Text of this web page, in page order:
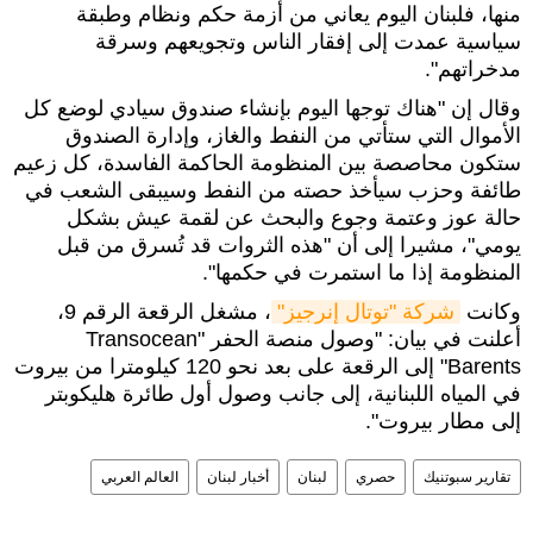
منها، فلبنان اليوم يعاني من أزمة حكم ونظام وطبقة
سياسية عمدت إلى إفقار الناس وتجويعهم وسرقة
مدخراتهم".
وقال إن "هناك توجها اليوم بإنشاء صندوق سيادي لوضع كل
الأموال التي ستأتي من النفط والغاز، وإدارة الصندوق
ستكون محاصصة بين المنظومة الحاكمة الفاسدة، كل زعيم
طائفة وحزب سيأخذ حصته من النفط وسيبقى الشعب في
حالة عوز وعتمة وجوع والبحث عن لقمة عيش بشكل
يومي"، مشيرا إلى أن "هذه الثروات قد تُسرق من قبل
المنظومة إذا ما استمرت في حكمها".
وكانت شركة "توتال إنرجيز"
، مشغل الرقعة الرقم 9،
أعلنت في بيان: "وصول منصة الحفر "Transocean
Barents" إلى الرقعة على بعد نحو 120 كيلومترا من بيروت
في المياه اللبنانية، إلى جانب وصول أول طائرة هليكوبتر
إلى مطار بيروت".
تقارير سبوتنيك حصري لبنان أخبار لبنان العالم العربي